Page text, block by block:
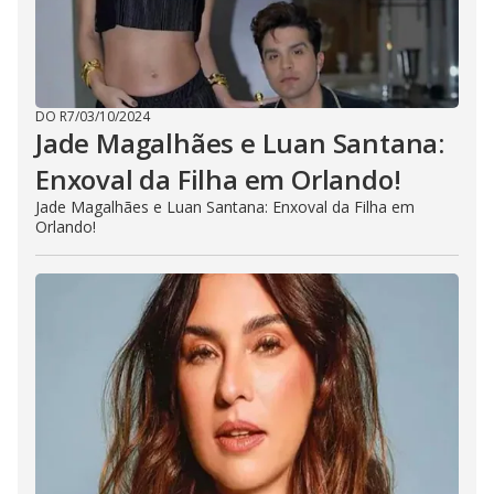
DO R7/03/10/2024
Jade Magalhães e Luan Santana:
Enxoval da Filha em Orlando!
Jade Magalhães e Luan Santana: Enxoval da Filha em
Orlando!